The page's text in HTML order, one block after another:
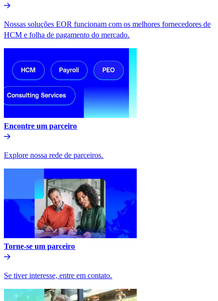
Nossas soluções EOR funcionam com os melhores fornecedores de
HCM e folha de pagamento do mercado.​​
Encontre um parceiro​​
Explore nossa rede de parceiros.​​
Torne-se um parceiro​​
Se tiver interesse, entre em contato.​​